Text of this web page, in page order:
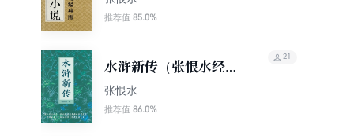
推荐值 85.0%
水浒新传（张恨水经典
小说）
张恨水
推荐值 86.0%
21